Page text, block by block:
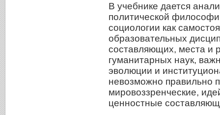
В учебнике дается
политической
социологии как
образовательных
составляющих, места и
гуманитарных наук,
эволюции и
невозможно правильно
мировоззренческие,
ценностные